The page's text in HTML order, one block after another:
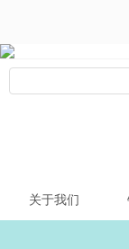
关于我们